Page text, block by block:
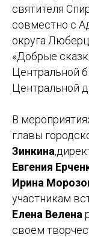
святителя
совместно с
округа
«Добрые
Центральной
Центральной
В
главы
Зинкина
Евгения
Ирина
участникам
Елена Велена
своем